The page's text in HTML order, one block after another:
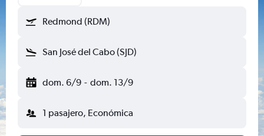
Redmond (RDM)
San José del Cabo (SJD)
dom. 6/9 - dom. 13/9
1 pasajero, Económica